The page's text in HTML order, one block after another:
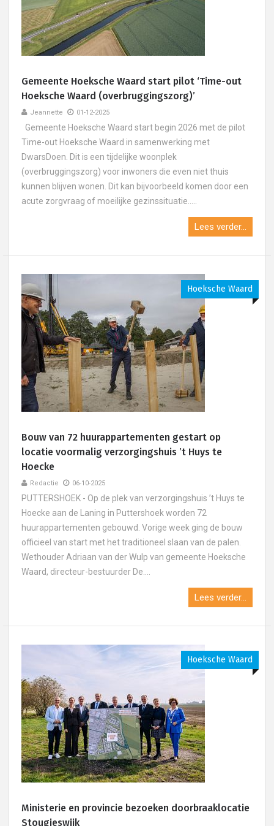
Gemeente Hoeksche Waard start pilot ‘Time-out
Hoeksche Waard (overbruggingszorg)’
Jeannette 01-12-2025
Gemeente Hoeksche Waard start begin 2026 met de pilot
Time-out Hoeksche Waard in samenwerking met
DwarsDoen. Dit is een tijdelijke woonplek
(overbruggingszorg) voor inwoners die even niet thuis
kunnen blijven wonen. Dit kan bijvoorbeeld komen door een
acute zorgvraag of moeilijke gezinssituatie.....
Lees verder...
Hoeksche Waard
Bouw van 72 huurappartementen gestart op
locatie voormalig verzorgingshuis ’t Huys te
Hoecke
Redactie 06-10-2025
PUTTERSHOEK - Op de plek van verzorgingshuis ’t Huys te
Hoecke aan de Laning in Puttershoek worden 72
huurappartementen gebouwd. Vorige week ging de bouw
officieel van start met het traditioneel slaan van de palen.
Wethouder Adriaan van der Wulp van gemeente Hoeksche
Waard, directeur-bestuurder De....
Lees verder...
Hoeksche Waard
Ministerie en provincie bezoeken doorbraaklocatie
Stougjeswijk